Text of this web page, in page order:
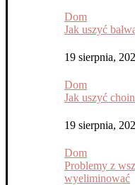
Dom
Jak uszyć
19 sierpnia,
Dom
Jak uszyć
19 sierpnia,
Dom
Problemy z
wyeliminować